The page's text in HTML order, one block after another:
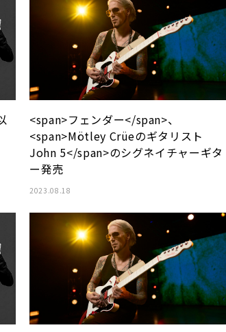
<span>フェンダー</span>、
<span>Mötley Crüeのギタリスト
John 5</span>のシグネイチャーギタ
ー発売
2023.08.18